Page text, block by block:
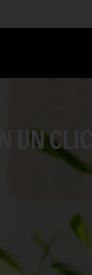
EN UN CLIC.